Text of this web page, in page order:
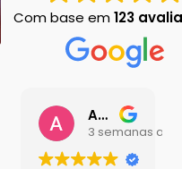
Com base em123
Ana Buttini
3 semanas